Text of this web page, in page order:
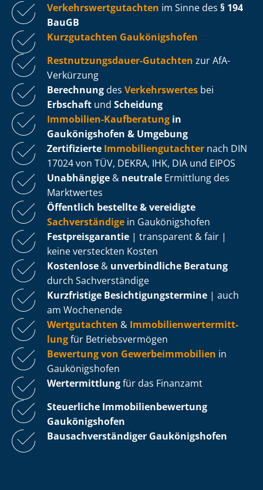
Ver­kehrs­wert­gut­ach­ten im Sinne des § 194
BauGB
Kurzgutachten Gaukönigshofen
Rest­nut­zungs­dau­er-Gutachten zur AfA-
Verkürzung
Berechnung des Verkehrswertes bei
Erbschaft und Scheidung
Immobilien-Kaufberatung in
Gaukönigshofen & Umgebung
Zertifizierte Im­mo­bi­li­en­gut­ach­ter nach DIN
17024 von TÜV, DEKRA, IHK, DIA und EIPOS
Unabhängige & neutrale Ermittlung des
Marktwertes
Öffentlich bestellte & vereidigte
Sachverständige in Gaukönigshofen
Fest­preis­ga­ran­tie | transparent & fair |
keine versteckten Kosten
Kostenlose & unverbindliche Beratung
durch Sachverständige
Kurzfristige Be­sich­ti­gungs­ter­mi­ne | auch
am Wochenende
Wertgutachten & Im­mo­bi­li­en­wert­ermitt­
lungfür Be­triebs­ver­mö­gen
Bewertung von Ge­wer­be­im­mo­bi­li­en in
Gaukönigshofen
Wertermittlungfür das Finanzamt
Steuerliche Im­mo­bi­li­en­be­wer­tung
Gaukönigshofen
Bau­sach­ver­stän­di­ger Gaukönigshofen